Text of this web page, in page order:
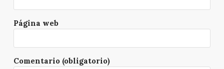
Página web
Comentario (obligatorio)